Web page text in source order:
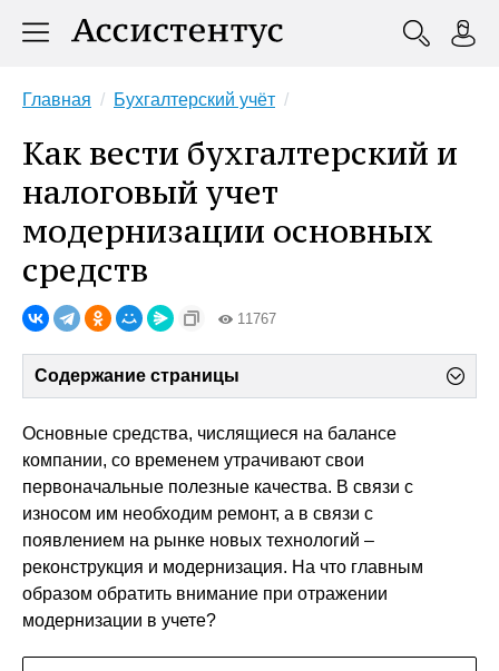
Главная Бухгалтерский учёт
Как вести бухгалтерский и
налоговый учет
модернизации основных
средств
11767
Содержание страницы
Основные средства, числящиеся на балансе
компании, со временем утрачивают свои
первоначальные полезные качества. В связи с
износом им необходим ремонт, а в связи с
появлением на рынке новых технологий –
реконструкция и модернизация. На что главным
образом обратить внимание при отражении
модернизации в учете?